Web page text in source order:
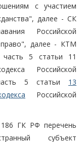
с участием
далее - СК
Российской
право", далее - КТМ
5 статьи 11
Российской
5 статьи 13
Российской
ГК РФ перечень
субъект